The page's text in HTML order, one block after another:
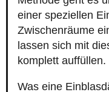
einer speziellen
Zwischenräume
lassen sich mit
komplett auffüllen.
Was eine